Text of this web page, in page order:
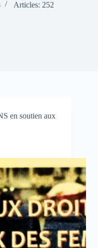
Articles: 252
en soutien aux